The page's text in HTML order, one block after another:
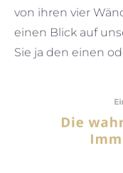
von ihren vier
einen Blick auf
Sie ja den einen